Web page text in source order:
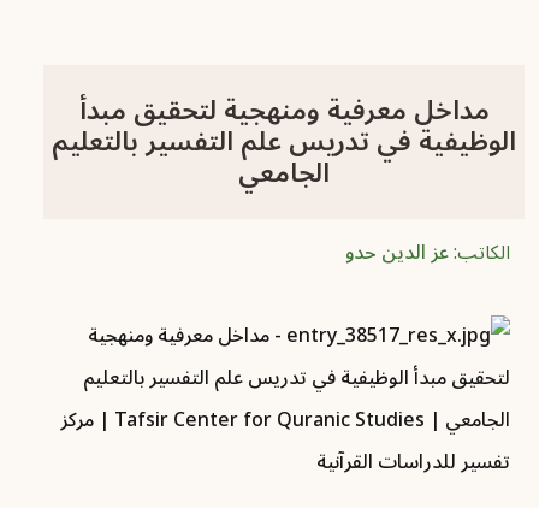
مداخل معرفية ومنهجية لتحقيق مبدأ
الوظيفية في تدريس علم التفسير بالتعليم
الجامعي
الكاتب:عز الدين حدو